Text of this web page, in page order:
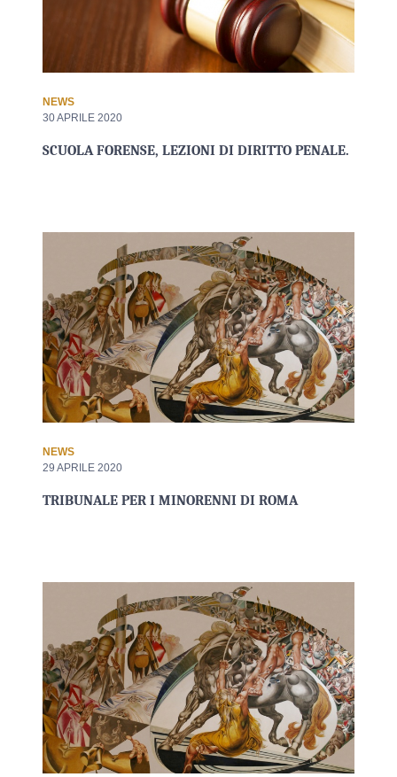
NEWS
30 APRILE 2020
SCUOLA FORENSE, LEZIONI DI DIRITTO PENALE.
NEWS
29 APRILE 2020
TRIBUNALE PER I MINORENNI DI ROMA